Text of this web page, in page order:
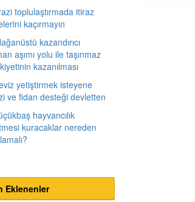
toplulaştırmada itiraz
kaçırmayın
kazandırıcı
aşımı yolu ile taşınmaz
kazanılması
yetiştirmek isteyene
ve fidan desteği devletten
hayvancılık
kuracaklar nereden
Eklenenler